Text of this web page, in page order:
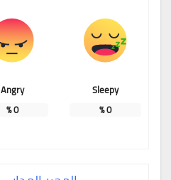
Sleepy
0
%
Angry
0
%